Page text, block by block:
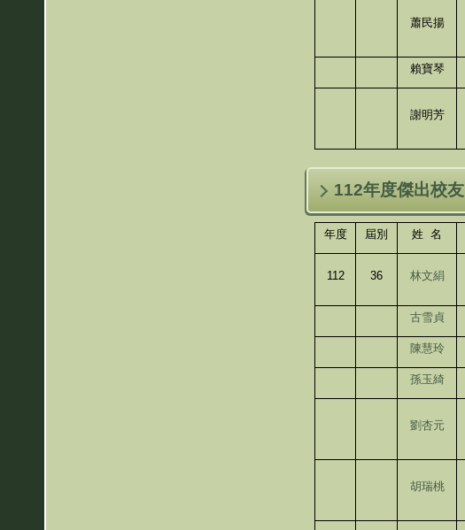
蕭民揚
賴寶琴
謝明芳
112年度傑出校友
年度 屆別 姓 名
112 36 林文絹
古雪貞
陳慧玲
孫玉綺
劉杏元
胡瑞桃